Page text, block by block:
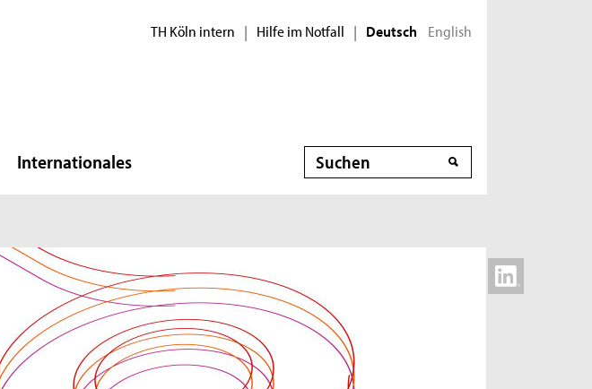
TH Köln intern | Hilfe im Notfall | Deutsch English
Internationales Suche